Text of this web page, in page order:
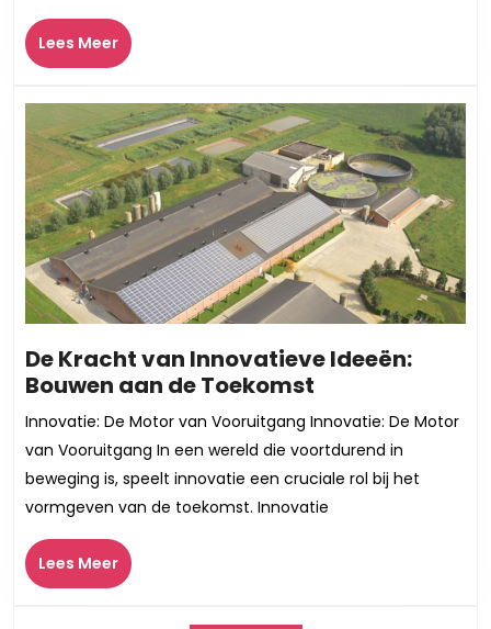
Lees MeerLees
Meer
De Kracht van Innovatieve Ideeën:
Bouwen aan de Toekomst
Kracht
van
Innovatieve
Ideeën:
Bouwen
Innovatie: De Motor van Vooruitgang Innovatie: De Motor
van Vooruitgang In een wereld die voortdurend in
beweging is, speelt innovatie een cruciale rol bij het
vormgeven van de toekomst. Innovatie
Lees MeerLees
Meer